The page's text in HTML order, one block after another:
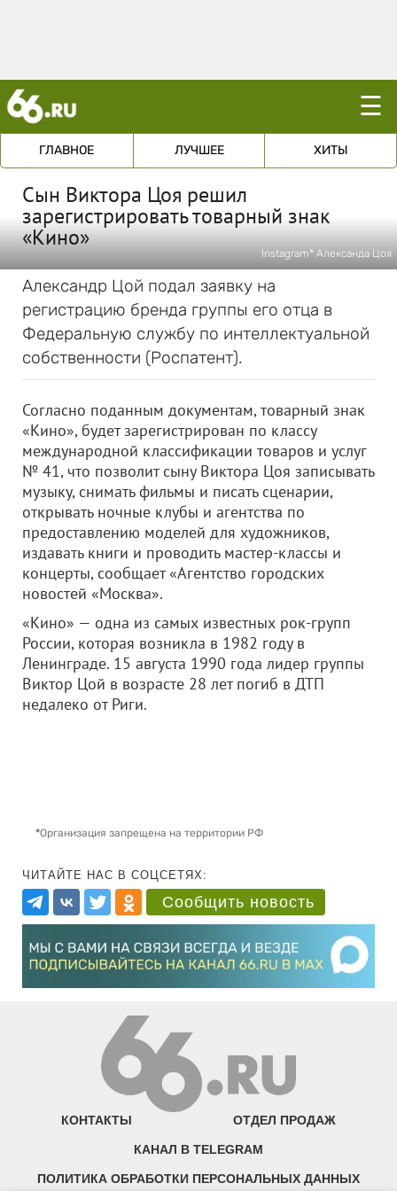
☰
ГЛАВНОЕ ЛУЧШЕЕ ХИТЫ
Сын Виктора Цоя решил
зарегистрировать товарный знак
«Кино»
Instagram* Александа Цоя
Александр Цой подал заявку на
регистрацию бренда группы его отца в
Федеральную службу по интеллектуальной
собственности (Роспатент).
Согласно поданным документам, товарный знак
«Кино», будет зарегистрирован по классу
международной классификации товаров и услуг
№ 41, что позволит сыну Виктора Цоя записывать
музыку, снимать фильмы и писать сценарии,
открывать ночные клубы и агентства по
предоставлению моделей для художников,
издавать книги и проводить мастер-классы и
концерты, сообщает «Агентство городских
новостей «Москва».
«Кино» — одна из самых известных рок-групп
России, которая возникла в 1982 году в
Ленинграде. 15 августа 1990 года лидер группы
Виктор Цой в возрасте 28 лет погиб в ДТП
недалеко от Риги.
*Организация запрещена на территории РФ
ЧИТАЙТЕ НАС В СОЦСЕТЯХ:
Сообщить новость
КОНТАКТЫ ОТДЕЛ ПРОДАЖ
КАНАЛ В TELEGRAM
ПОЛИТИКА ОБРАБОТКИ ПЕРСОНАЛЬНЫХ ДАННЫХ